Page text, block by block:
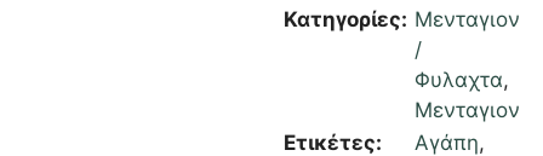
Κατηγορίες: Μενταγιον
/
Φυλαχτα,
Μενταγιον
Ετικέτες:
Αγάπη,